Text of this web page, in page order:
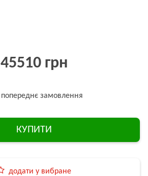
45510 грн
попереднє замовлення
КУПИТИ
додати у вибране